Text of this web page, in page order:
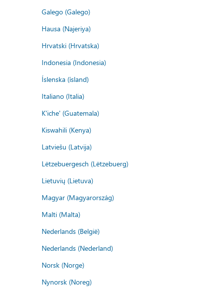
Galego (Galego)
Hausa (Najeriya)
Hrvatski (Hrvatska)
Indonesia (Indonesia)
Íslenska (ísland)
Italiano (Italia)
K'iche' (Guatemala)
Kiswahili (Kenya)
Latviešu (Latvija)
Lëtzebuergesch (Lëtzebuerg)
Lietuvių (Lietuva)
Magyar (Magyarország)
Malti (Malta)
Nederlands (België)
Nederlands (Nederland)
Norsk (Norge)
Nynorsk (Noreg)